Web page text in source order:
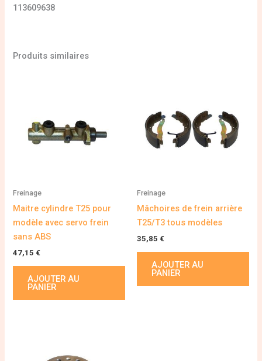
113609638
Produits similaires
Freinage
Maitre cylindre T25 pour
modèle avec servo frein
sans ABS
47,15 €
AJOUTER AU
PANIER
Freinage
Mâchoires de frein arrière
T25/T3 tous modèles
35,85 €
AJOUTER AU
PANIER